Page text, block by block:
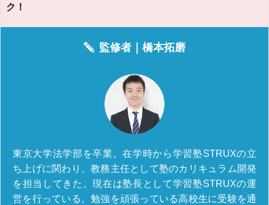
ク！
監修者｜橋本拓磨
東京大学法学部を卒業。在学時から学習塾STRUXの立
ち上げに関わり、教務主任として塾のカリキュラム開発
を担当してきた。現在は塾長として学習塾STRUXの運
営を行っている。勉強を頑張っている高校生に受験を通